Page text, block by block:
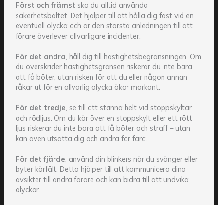
Först och främst ska du alltid använda
säkerhetsbältet. Det hjälper till att hålla dig fast vid en
eventuell olycka och är den största anledningen till att
förare överlever allvarligare incidenter.
För det andra, håll dig till hastighetsbegränsningen. Om
du överskrider hastighetsgränsen riskerar du inte bara
att få böter, utan risken för att du eller någon annan
råkar ut för en allvarlig olycka ökar markant.
För det tredje, se till att stanna helt vid stoppskyltar
och rödljus. Om du kör över en stoppskylt eller ett rött
ljus riskerar du inte bara att få böter och straff – utan
kan även utsätta dig och andra för fara.
För det fjärde, använd din blinkers när du svänger eller
byter körfält. Detta hjälper till att kommunicera dina
avsikter till andra förare och kan bidra till att undvika
olyckor.